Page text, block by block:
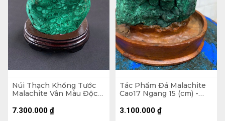
Núi Thạch Khổng Tước
Malachite Vân Màu Độc
18x14,5x7cm. Lên Đế
7.300.000 ₫
Tác Phẩm Đá Malachite
Cao17 Ngang 15 (cm) -
3.100.000 ₫